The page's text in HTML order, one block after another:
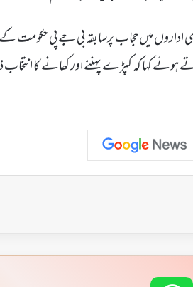
میں حجاب پرسابقہ بی جے پی حکومت کے
کہا کہ کپڑے پہننے اور کھانے کا انتخاب